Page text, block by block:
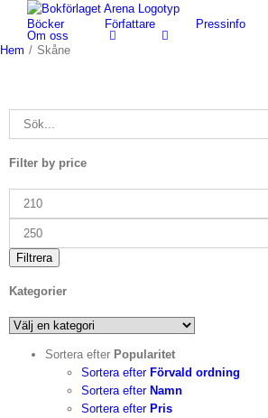
Fortsätt
innehållet
Böcker Författare Pressinfo
Om oss
Hem / Skåne
Filter by price
Min
Max
Filtrera
Kategorier
Sortera efter Popularitet
Sortera efter Förvald ordning
Sortera efter Namn
Sortera efter Pris